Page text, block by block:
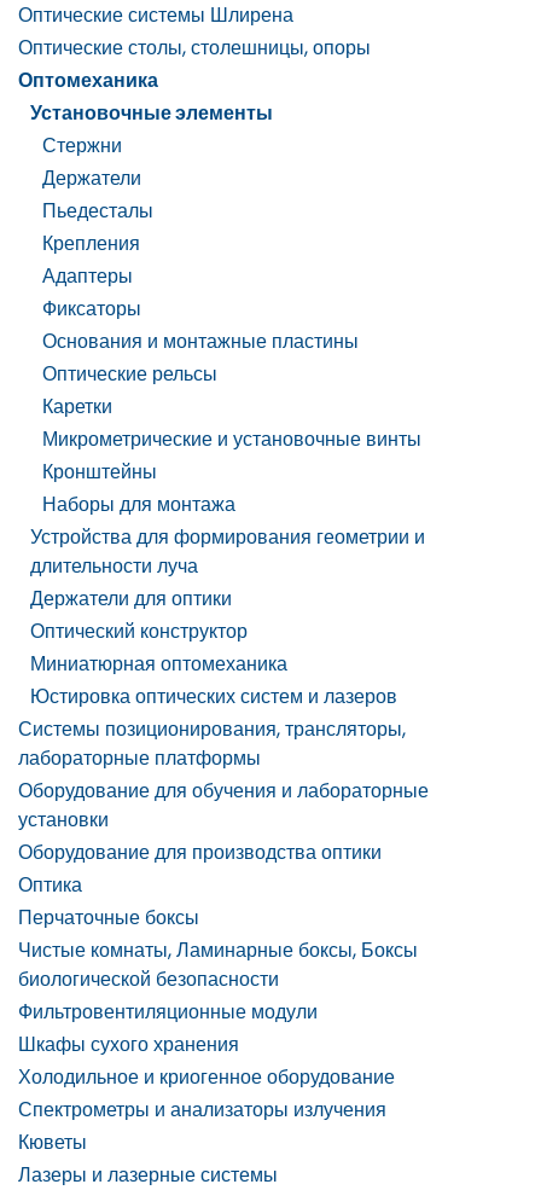
Оптические системы Шлирена
Оптические столы, столешницы, опоры
Оптомеханика
Установочные элементы
Стержни
Держатели
Пьедесталы
Крепления
Адаптеры
Фиксаторы
Основания и монтажные пластины
Оптические рельсы
Каретки
Микрометрические и установочные винты
Кронштейны
Наборы для монтажа
Устройства для формирования геометрии и
длительности луча
Держатели для оптики
Оптический конструктор
Миниатюрная оптомеханика
Юстировка оптических систем и лазеров
Системы позиционирования, трансляторы,
лабораторные платформы
Оборудование для обучения и лабораторные
установки
Оборудование для производства оптики
Оптика
Перчаточные боксы
Чистые комнаты, Ламинарные боксы, Боксы
биологической безопасности
Фильтровентиляционные модули
Шкафы сухого хранения
Холодильное и криогенное оборудование
Спектрометры и анализаторы излучения
Кюветы
Лазеры и лазерные системы